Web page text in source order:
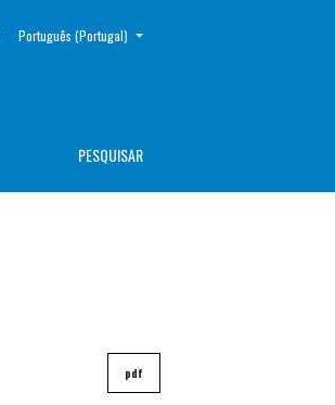
##plugins.themes.healthSciences.language.toggle##
Português (Portugal)
PESQUISAR
pdf